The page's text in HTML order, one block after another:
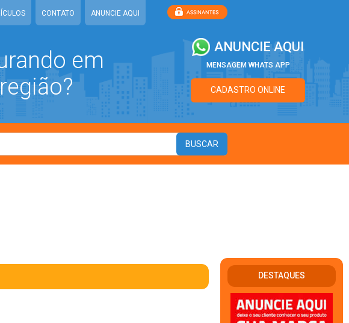
CONTATO ANUNCIE AQUI
em
ANUNCIE AQUI
MENSAGEM WHATS APP
CADASTRO ONLINE
DESTAQUES